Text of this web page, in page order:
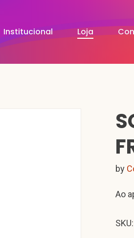
Institucional Loja
by
Ao